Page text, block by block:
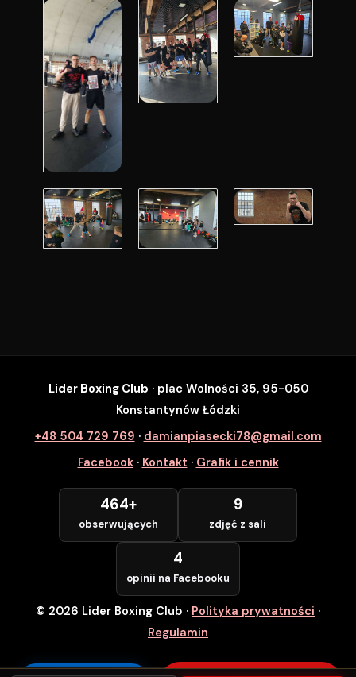
SZYBKI ZAPIS
Zapisz się na wybrane zajęcia
Numer Telefonu *
POTWIERDZAM — WCHODZĘ ZA
DARMO
Lider Boxing Club · plac Wolności 35, 95-050
Konstantynów Łódzki
+48 504 729 769 · damianpiasecki78@gmail.com
Facebook· Kontakt · Grafik i cennik
464+
obserwujących
9
zdjęć z sali
4
opinii na Facebooku
© 2026 Lider Boxing Club · Polityka prywatności ·
Regulamin